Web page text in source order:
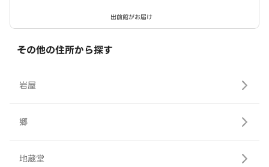
出前館がお届け
その他の住所から探す
岩屋
郷
地蔵堂